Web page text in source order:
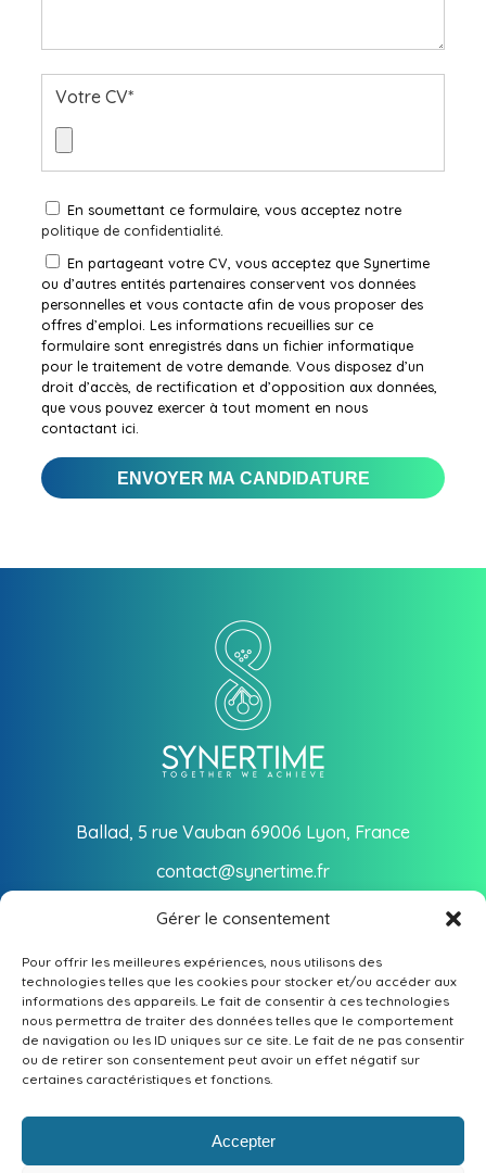
Gérer le consentement
Pour offrir les meilleures expériences, nous utilisons des
technologies telles que les cookies pour stocker et/ou accéder aux
informations des appareils. Le fait de consentir à ces technologies
nous permettra de traiter des données telles que le comportement
de navigation ou les ID uniques sur ce site. Le fait de ne pas consentir
ou de retirer son consentement peut avoir un effet négatif sur
certaines caractéristiques et fonctions.
Accepter
Votre CV*
En soumettant ce formulaire, vous acceptez notre
politique de confidentialité
En partageant votre CV, vous acceptez que Synertime
ou d’autres entités partenaires conservent vos données
personnelles et vous contacte afin de vous proposer des
offres d’emploi. Les informations recueillies sur ce
formulaire sont enregistrés dans un fichier informatique
pour le traitement de votre demande. Vous disposez d’un
droit d’accès, de rectification et d’opposition aux données,
que vous pouvez exercer à tout moment en nous
contactant ici.
Ballad, 5 rue Vauban 69006 Lyon, France
contact@synertime.fr
Suivez-nous
PARCOURIR
Notre société
Philosophie
INFORMATIONS LÉGALES
2026 © Synertime, tous droits réservés. Les contenus,